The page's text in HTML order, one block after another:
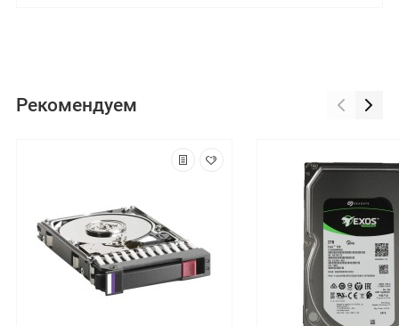
Рекомендуем